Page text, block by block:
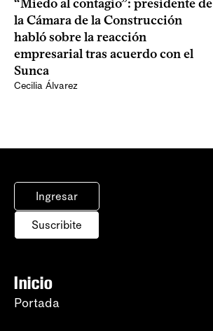
“Miedo al contagio”: presidente de
la Cámara de la Construcción
habló sobre la reacción
empresarial tras acuerdo con el
Sunca
Cecilia Álvarez
Ingresar
Suscribite
Inicio
Portada